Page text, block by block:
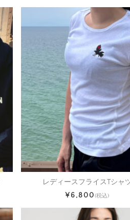
レディースフライスTシャ
¥6,800(税込)